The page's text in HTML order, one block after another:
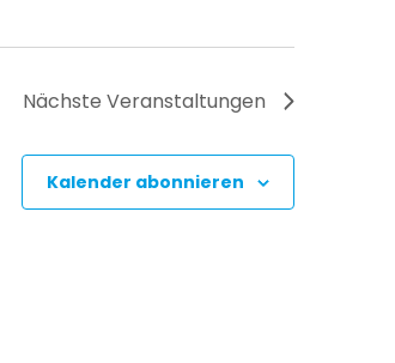
Nächste Veranstaltungen
Kalender abonnieren